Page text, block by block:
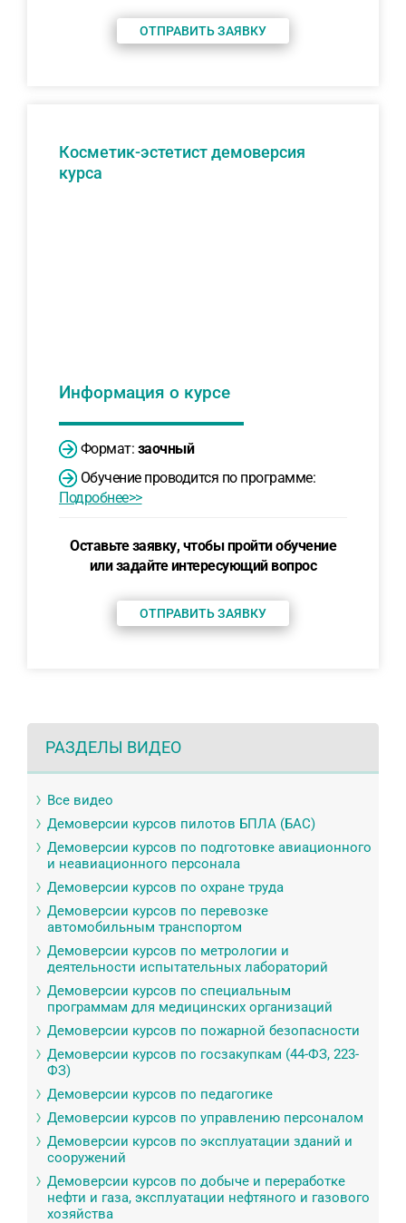
ОТПРАВИТЬ ЗАЯВКУ
Косметик-эстетист демоверсия
курса
Информация о курсе
Формат: заочный
Обучение проводится по программе:
Подробнее>>
Оставьте заявку, чтобы пройти обучение
или задайте интересующий вопрос
ОТПРАВИТЬ ЗАЯВКУ
РАЗДЕЛЫ ВИДЕО
Все видео
Демоверсии курсов пилотов БПЛА (БАС)
Демоверсии курсов по подготовке авиационного
и неавиационного персонала
Демоверсии курсов по охране труда
Демоверсии курсов по перевозке
автомобильным транспортом
Демоверсии курсов по метрологии и
деятельности испытательных лабораторий
Демоверсии курсов по специальным
программам для медицинских организаций
Демоверсии курсов по пожарной безопасности
Демоверсии курсов по госзакупкам (44-ФЗ, 223-
ФЗ)
Демоверсии курсов по педагогике
Демоверсии курсов по управлению персоналом
Демоверсии курсов по эксплуатации зданий и
сооружений
Демоверсии курсов по добыче и переработке
нефти и газа, эксплуатации нефтяного и газового
хозяйства